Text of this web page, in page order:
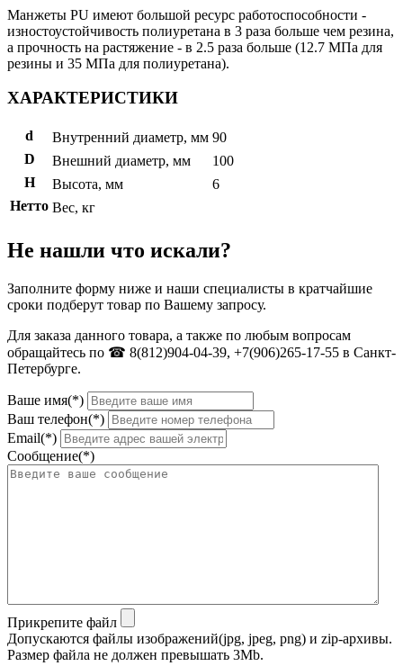
Манжеты PU имеют большой ресурс работоспособности -
изностоустойчивость полиуретана в 3 раза больше чем резина,
а прочность на растяжение - в 2.5 раза больше (12.7 МПа для
резины и 35 МПа для полиуретана).
ХАРАКТЕРИСТИКИ
d Внутренний диаметр, мм 90
D
Внешний диаметр, мм
100
H
Высота, мм
6
Нетто Вес, кг
Не нашли что искали?
Заполните форму ниже и наши специалисты в кратчайшие
сроки подберут товар по Вашему запросу.
Для заказа данного товара, а также по любым вопросам
обращайтесь по ☎ 8(812)904-04-39, +7(906)265-17-55 в Санкт-
Петербурге.
Ваше имя(*)
Ваш телефон(*)
Email(*)
Сообщение(*)
Прикрепите файл
Допускаются файлы изображений(jpg, jpeg, png) и zip-архивы.
Размер файла не должен превышать 3Mb.